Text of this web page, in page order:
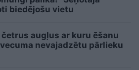
biedējošu vietu
augļus ar kuru ēšanu
nevajadzētu pārlieku